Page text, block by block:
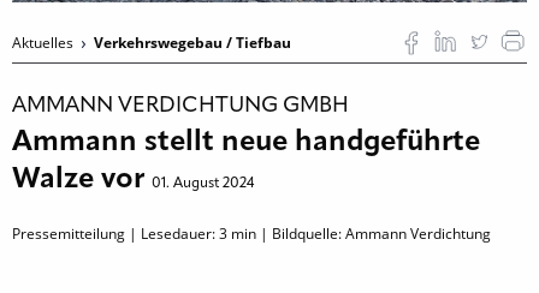
Aktuelles Verkehrswegebau / Tiefbau
AMMANN VERDICHTUNG GMBH
Ammann stellt neue handgeführte
Walze vor 01. August 2024
Pressemitteilung | Lesedauer:3 min | Bildquelle: Ammann Verdichtung